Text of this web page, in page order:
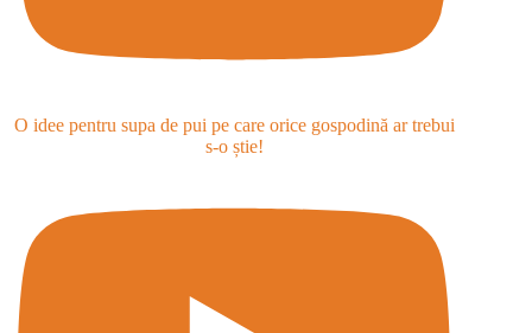
O idee pentru supa de pui pe care orice gospodină ar trebui
s-o știe!